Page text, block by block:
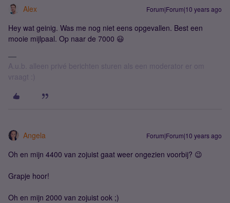
Alex Forum|Forum|10 years ago
Hey wat geinig. Was me nog niet eens opgevallen. Best een
mooie mijlpaal. Op naar de 7000 😃
A.u.b. alleen privé berichten sturen als een moderator er om
vraagt :)
Angela Forum|Forum|10 years ago
Oh en mijn 4400 van zojuist gaat weer ongezien voorbij? 😉
Grapje hoor!
Oh en mijn 2000 van zojuist ook ;)